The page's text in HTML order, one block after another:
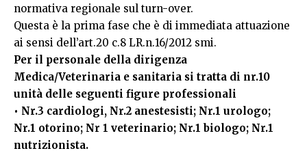
normativa regionale sul turn-over.
Questa è la prima fase che è di immediata attuazione
ai sensi dell’art.20 c.8 LR.n.16/2012 smi.
Per il personale della dirigenza
Medica/Veterinaria e sanitaria si tratta di nr.10
unità delle seguenti figure professionali
• Nr.3 cardiologi, Nr.2 anestesisti; Nr.1 urologo;
Nr.1 otorino; Nr 1 veterinario; Nr.1 biologo; Nr.1
nutrizionista.